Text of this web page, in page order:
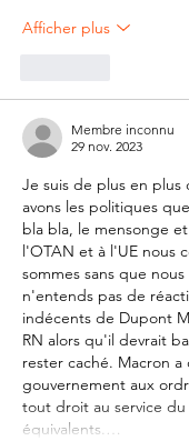
Afficher plus
Membre inconnu
29 nov. 2023
Je suis de plus en plus
avons les politiques
bla bla, le mensonge
l'OTAN et à l'UE nous
sommes sans que
n'entends pas de
indécents de Dupont
RN alors qu'il devrait
rester caché. Macron a
gouvernement aux
tout droit au service du
équivalents.…